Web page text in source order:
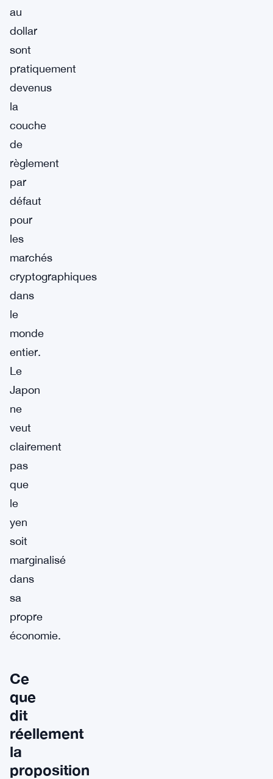
au
dollar
sont
pratiquement
devenus
la
couche
de
règlement
par
défaut
pour
les
marchés
cryptographiques
dans
le
monde
entier.
Le
Japon
ne
veut
clairement
pas
que
le
yen
soit
marginalisé
dans
sa
propre
économie.
Ce
que
dit
réellement
la
proposition